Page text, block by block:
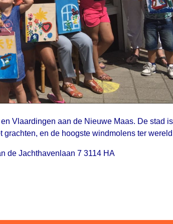
Vlaardingen aan de Nieuwe Maas. De stad is
en de hoogste windmolens ter
de Jachthavenlaan 7 3114 HA